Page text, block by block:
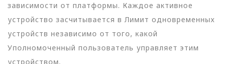
зависимости от платформы. Каждое активное
устройство засчитывается в Лимит одновременных
устройств независимо от того, какой
Уполномоченный пользователь управляет этим
устройством.